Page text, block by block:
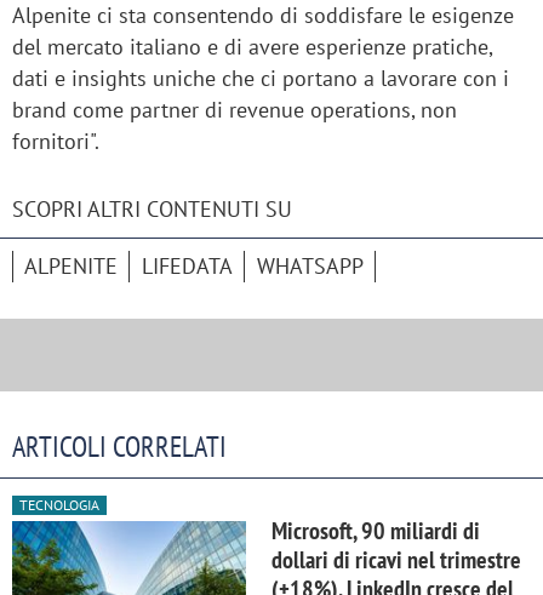
Alpenite ci sta consentendo di soddisfare le esigenze
del mercato italiano e di avere esperienze pratiche,
dati e insights uniche che ci portano a lavorare con i
brand come partner di revenue operations, non
fornitori".
SCOPRI ALTRI CONTENUTI SU
ALPENITE LIFEDATA WHATSAPP
ARTICOLI CORRELATI
TECNOLOGIA
Microsoft, 90 miliardi di
dollari di ricavi nel trimestre